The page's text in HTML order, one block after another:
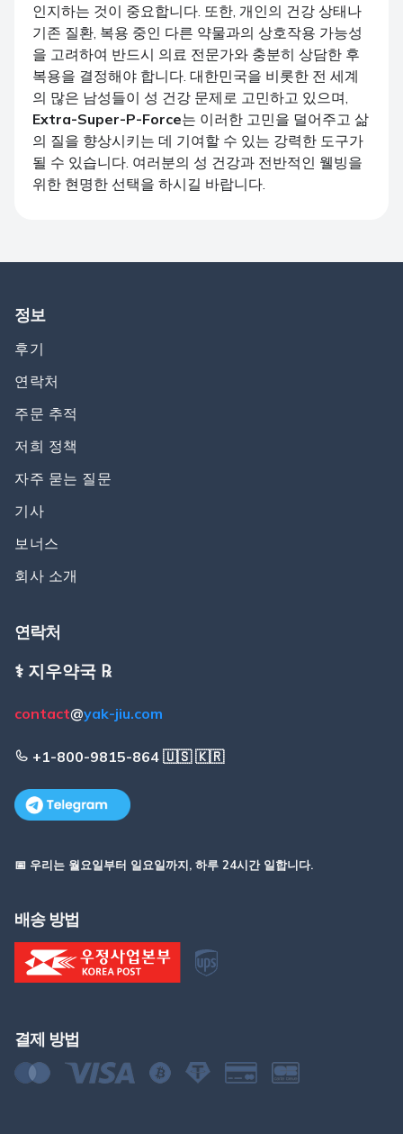
인지하는 것이 중요합니다. 또한, 개인의 건강 상태나
기존 질환, 복용 중인 다른 약물과의 상호작용 가능성
을 고려하여 반드시 의료 전문가와 충분히 상담한 후
복용을 결정해야 합니다. 대한민국을 비롯한 전 세계
의 많은 남성들이 성 건강 문제로 고민하고 있으며,
Extra-Super-P-Force는 이러한 고민을 덜어주고 삶
의 질을 향상시키는 데 기여할 수 있는 강력한 도구가
될 수 있습니다. 여러분의 성 건강과 전반적인 웰빙을
위한 현명한 선택을 하시길 바랍니다.
정보
후기
연락처
주문 추적
저희 정책
자주 묻는 질문
기사
보너스
회사 소개
연락처
⚕️ 지우약국 ℞
contact@yak-jiu.com
+1-800-9815-864 🇺🇸 🇰🇷
📅 우리는 월요일부터 일요일까지, 하루 24시간 일합니다.
배송 방법
결제 방법